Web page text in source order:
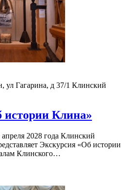
Гагарина, д 37/1 Клинский
истории Клина»
2028 года Клинский
Экскурсия «Об истории
Клинского…